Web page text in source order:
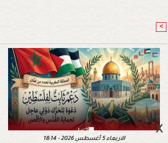
<
الاربعاء 5 أغسطس 2026 - 18:14